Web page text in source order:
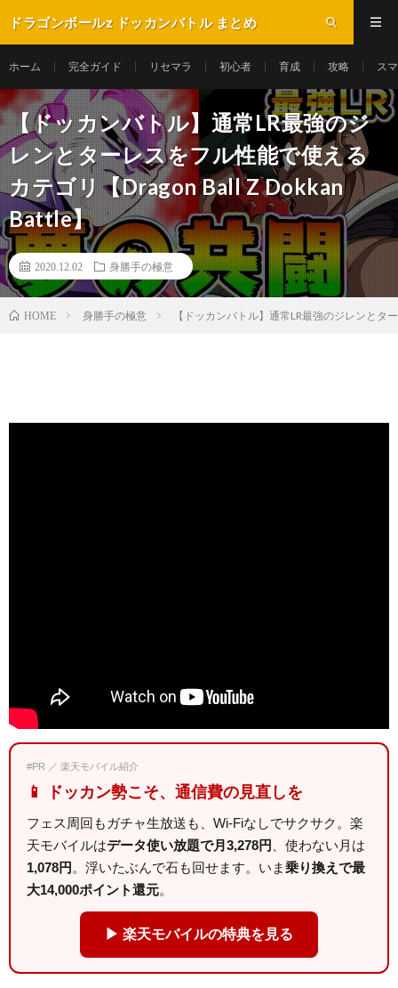
ドラゴンボールz ドッカンバトル まとめ
ホーム 完全ガイド リセマラ 初心者 育成 攻略 ス
【ドッカンバトル】通常LR最強のジ
レンとターレスをフル性能で使える
カテゴリ【Dragon Ball Z Dokkan
Battle】
2020.12.02 身勝手の極意
HOME 身勝手の極意 【ドッカンバトル】通常LR最強のジレンとタ
#PR ／ 楽天モバイル紹介
📱 ドッカン勢こそ、通信費の見直しを
フェス周回もガチャ生放送も、Wi-Fiなしでサクサク。楽
天モバイルはデータ使い放題で月3,278円
、使わない月は
1,078円 。浮いたぶんで石も回せます。いま乗り換えで最
大14,000ポイント還元。
▶ 楽天モバイルの特典を見る